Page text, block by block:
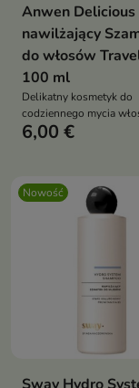
Anwen Delicious
nawilżający
do włosów
100 ml
Delikatny kosmetyk do
codziennego mycia
skóry głowy.
6,00 €
Nowość